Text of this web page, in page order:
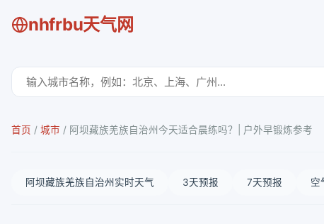
nhfrbu天气网
首页 / 城市 / 阿坝藏族羌族自治州今天适合晨练吗？| 户外早锻炼参考
阿坝藏族羌族自治州实时天气 3天预报 7天预报 空